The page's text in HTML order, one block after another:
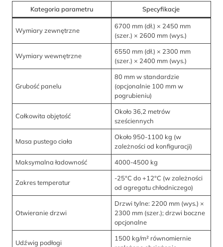
Kategoria parametru Specyfikacje
Wymiary zewnętrzne
6700 mm (dł.) × 2450 mm
(szer.) × 2600 mm (wys.)
Wymiary wewnętrzne
6550 mm (dł.) × 2300 mm
(szer.) × 2400 mm (wys.)
Grubość panelu
80 mm w standardzie
(opcjonalnie 100 mm w
pogrubieniu)
Całkowita objętość
Około 36,2 metrów
sześciennych
Masa pustego ciała
Około 950-1100 kg (w
zależności od konfiguracji)
Maksymalna ładowność
4000-4500 kg
Zakres temperatur
-25°C do +12°C (w zależności
od agregatu chłodniczego)
Otwieranie drzwi
Drzwi tylne: 2200 mm (wys.) ×
2300 mm (szer.); drzwi boczne
opcjonalne
Udźwig podłogi
1500 kg/m² równomiernie